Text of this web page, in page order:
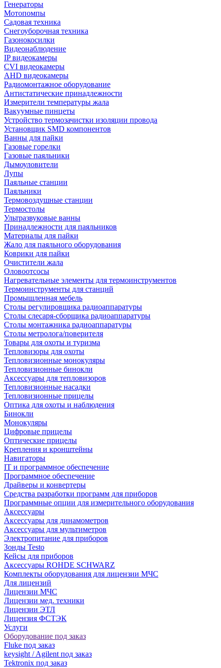
Генераторы
Мотопомпы
Садовая техника
Снегоуборочная техника
Газонокосилки
Видеонаблюдение
IP видеокамеры
CVI видеокамеры
AHD видеокамеры
Радиомонтажное оборудование
Антистатические принадлежности
Измерители температуры жала
Вакуумные пинцеты
Устройство термозачистки изоляции провода
Установщик SMD компонентов
Ванны для пайки
Газовые горелки
Газовые паяльники
Дымоуловители
Лупы
Паяльные станции
Паяльники
Термовоздушные станции
Термостолы
Ультразвуковые ванны
Принадлежности для паяльников
Материалы для пайки
Жало для паяльного оборудования
Коврики для пайки
Очистители жала
Оловоотсосы
Нагревательные элементы для термоинструментов
Термоинструменты для станций
Промышленная мебель
Столы регулировщика радиоаппаратуры
Столы слесаря-сборщика радиоаппаратуры
Столы монтажника радиоаппаратуры
Столы метролога/поверителя
Товары для охоты и туризма
Тепловизоры для охоты
Тепловизионные монокуляры
Тепловизионные бинокли
Аксессуары для тепловизоров
Тепловизионные насадки
Тепловизионные прицелы
Оптика для охоты и наблюдения
Бинокли
Монокуляры
Цифровые прицелы
Оптические прицелы
Крепления и кронштейны
Навигаторы
IT и программное обеспечение
Программное обеспечение
Драйверы и конвертеры
Средства разработки программ для приборов
Программные опции для измерительного оборудования
Аксессуары
Аксессуары для динамометров
Аксессуары для мультиметров
Электропитание для приборов
Зонды Testo
Кейсы для приборов
Аксессуары ROHDE SCHWARZ
Комплекты оборудования для лицензии МЧС
Для лицензий
Лицензии МЧС
Лицензии мед. техники
Лицензии ЭТЛ
Лицензия ФСТЭК
Услуги
Оборудование под заказ
Fluke под заказ
keysight / Agilent под заказ
Tektronix под заказ